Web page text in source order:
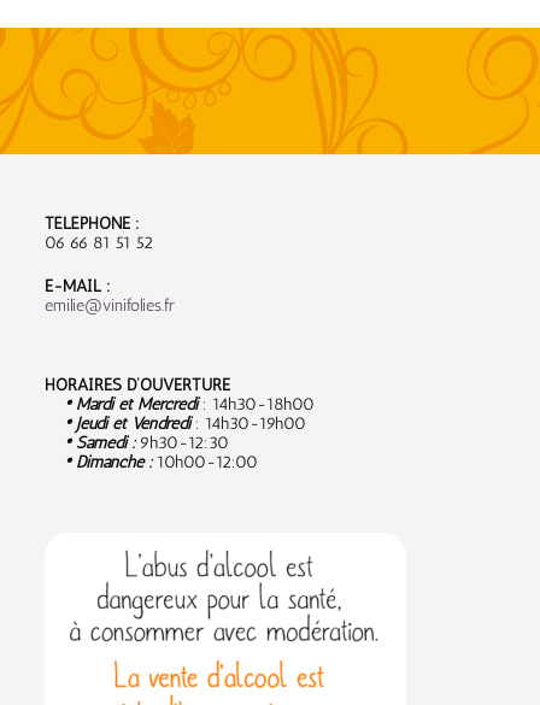
TÉLÉPHONE :
06 66 81 51 52
E-MAIL :
emilie@vinifolies.fr
HORAIRES D’OUVERTURE
• Mardi et Mercredi: 14h30-18h00
• Jeudi et Vendredi: 14h30-19h00
• Samedi :9h30-12:30
• Dimanche :10h00-12:00